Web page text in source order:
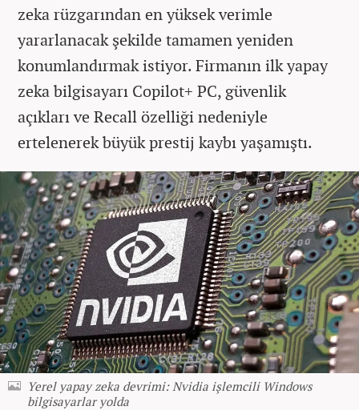
zeka rüzgarından en yüksek verimle
yararlanacak şekilde tamamen yeniden
konumlandırmak istiyor. Firmanın ilk yapay
zeka bilgisayarı Copilot+ PC, güvenlik
açıkları ve Recall özelliği nedeniyle
ertelenerek büyük prestij kaybı yaşamıştı.
Yerel yapay zeka devrimi: Nvidia işlemcili Windows
bilgisayarlar yolda